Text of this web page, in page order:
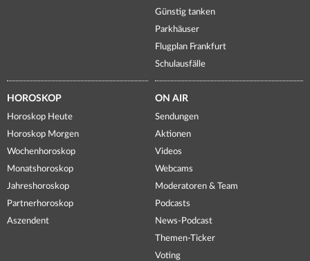
Günstig tanken
Parkhäuser
Flugplan Frankfurt
Schulausfälle
HOROSKOP
Horoskop Heute
Horoskop Morgen
Wochenhoroskop
Monatshoroskop
Jahreshoroskop
Partnerhoroskop
Aszendent
ON AIR
Sendungen
Aktionen
Videos
Webcams
Moderatoren & Team
Podcasts
News-Podcast
Themen-Ticker
Voting